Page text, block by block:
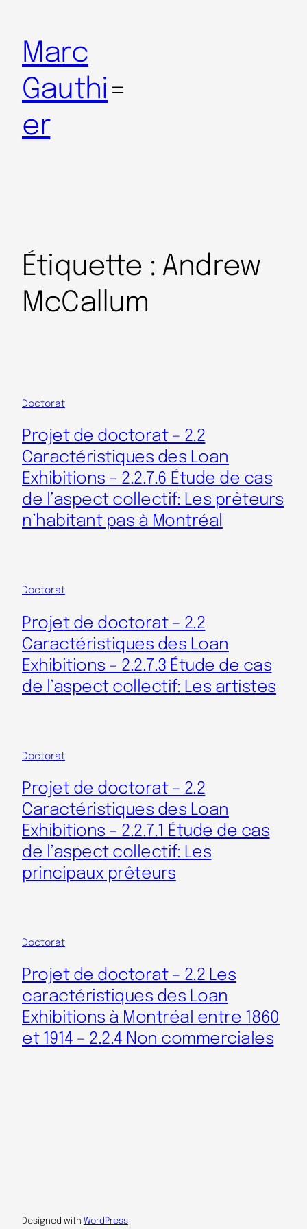
Marc
Gauthi
er
Étiquette : Andrew
McCallum
Doctorat
Projet de doctorat – 2.2
Caractéristiques des Loan
Exhibitions – 2.2.7.6 Étude de cas
de l’aspect collectif: Les prêteurs
n’habitant pas à Montréal
Doctorat
Projet de doctorat – 2.2
Caractéristiques des Loan
Exhibitions – 2.2.7.3 Étude de cas
de l’aspect collectif: Les artistes
Doctorat
Projet de doctorat – 2.2
Caractéristiques des Loan
Exhibitions – 2.2.7.1 Étude de cas
de l’aspect collectif: Les
principaux prêteurs
Doctorat
Projet de doctorat – 2.2 Les
caractéristiques des Loan
Exhibitions à Montréal entre 1860
et 1914 – 2.2.4 Non commerciales
Designed with WordPress